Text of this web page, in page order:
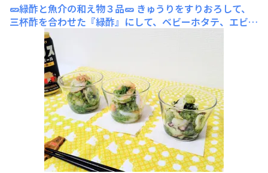
🥒緑酢と魚介の和え物３品🥒 きゅうりをすりおろして、
三杯酢を合わせた『緑酢』にして、ベビーホタテ、エビ、
タコを和えました。みょうが、おろししょうが、わさびを
添えました。「きゅうりと魚介って美味しいよね〜♪」話
もお酒もお箸も進みました(๑´ڡ`๑)🥛✨️🥛ʕ๑⁠ᵔ⁠ᴥ⁠ᵔ⁠๑ʔ一度に
たくさん取れたけれど、いろいろ試しながら、美味